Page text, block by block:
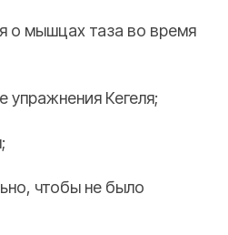
о мышцах таза во время
Кегеля;
чтобы не было